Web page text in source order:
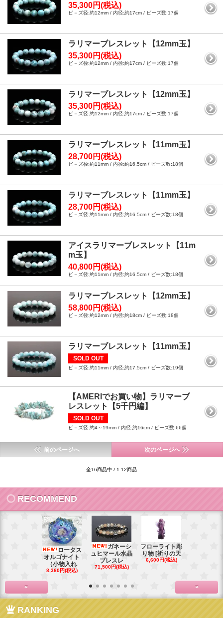
35,300円(税込)
ビ－ズ径:約12mm / 内径:約17cm / ビーズ数:17個
ラリマーブレスレット【12mm玉】
35,300円(税込)
ビ－ズ径:約12mm / 内径:約17cm / ビーズ数:17個
ラリマーブレスレット【12mm玉】
35,300円(税込)
ビ－ズ径:約12mm / 内径:約17cm / ビーズ数:17個
ラリマーブレスレット【11mm玉】
28,700円(税込)
ビ－ズ径:約11mm / 内径:約16.5cm / ビーズ数:18個
ラリマーブレスレット【11mm玉】
28,700円(税込)
ビ－ズ径:約11mm / 内径:約16.5cm / ビーズ数:18個
アイスラリマーブレスレット【11m
m玉】
40,800円(税込)
ビ－ズ径:約11mm / 内径:約16.5cm / ビーズ数:18個
ラリマーブレスレット【12mm玉】
58,800円(税込)
ビ－ズ径:約12mm / 内径:約18cm / ビーズ数:18個
ラリマーブレスレット【11mm玉】
SOLD OUT
ビ－ズ径:約11mm / 内径:約17.5cm / ビーズ数:19個
【AMERIでお買い物】ラリマーブ
レスレット【5千円編】
SOLD OUT
ビ－ズ径:約4～19mm / 内径:約16cm / ビーズ数:66個
前のページへ 次のページへ
全16商品中 / 1-12商品
RECOMMEND
ロータス
オルゴナイト
（小物入れ
8,360円(税込)
ガネーシ
ュヒマール水晶
ブレスレ
71,500円(税込)
フローライト彫
り物 [祈りの天
6,600円(税込)
< >
RANKING